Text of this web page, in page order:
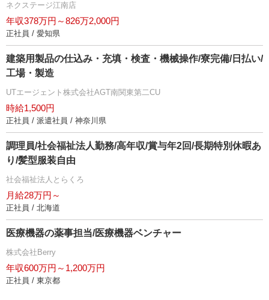
ネクステージ江南店
年収378万円～826万2,000円
正社員 / 愛知県
建築用製品の仕込み・充填・検査・機械操作/寮完備/日払い/
工場・製造
UTエージェント株式会社AGT南関東第二CU
時給1,500円
正社員 / 派遣社員 / 神奈川県
調理員/社会福祉法人勤務/高年収/賞与年2回/長期特別休暇あ
り/髪型服装自由
社会福祉法人とらくろ
月給28万円～
正社員 / 北海道
医療機器の薬事担当/医療機器ベンチャー
株式会社Berry
年収600万円～1,200万円
正社員 / 東京都